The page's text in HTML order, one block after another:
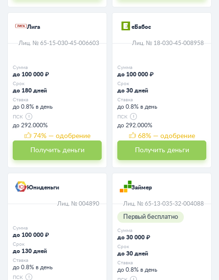
Лига
Лиц. № 65-15-030-45-006603
Сумма
до 100 000 ₽
Срок
до 180 дней
Ставка
до 0.8% в день
ПСК
до 292.000%
74% — одобрение
Получить деньги
eБабос
Лиц. № 18-030-45-008958
Сумма
до 100 000 ₽
Срок
до 30 дней
Ставка
до 0.8% в день
ПСК
до 292.000%
68% — одобрение
Получить деньги
Юниденьги
Лиц. № 004890
Сумма
до 100 000 ₽
Срок
до 130 дней
Ставка
до 0.8% в день
ПСК
Займер
Лиц. № 65-13-035-32-004088
Первый бесплатно
Сумма
до 30 000 ₽
Срок
до 30 дней
Ставка
до 0.8% в день